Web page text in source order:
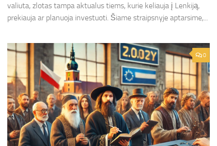
valiuta, zlotas tampa aktualus tiems, kurie keliauja į Lenkiją,
prekiauja ar planuoja investuoti. Šiame straipsnyje aptarsime,...
0